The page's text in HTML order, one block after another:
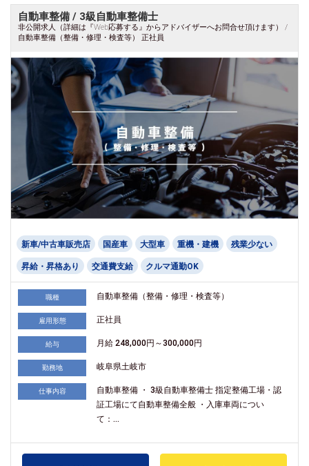
自動車整備 / 3級自動車整備士
非公開求人（詳細は『Web応募する』からアドバイザーへお問合せ頂けます） /
自動車整備（整備・修理・検査等） 正社員
新車/中古車販売店 国産車 大型車 重機・建機 残業少ない
昇給・昇格あり 交通費支給 クルマ通勤OK
職種 自動車整備（整備・修理・検査等）
雇用形態 正社員
給与 月給 248,000円～300,000円
勤務地 岐阜県土岐市
仕事内容
自動車整備 ・ 3級自動車整備士 指定整備工場・認
証工場にて自動車整備全般 ・入庫車両につい
て：...